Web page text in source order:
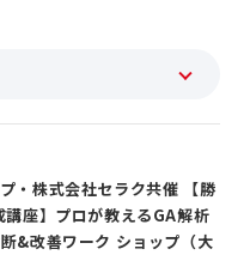
・株式会社セラク共催 【勝
座】プロが教えるGA解析
&改善ワーク ショップ（大